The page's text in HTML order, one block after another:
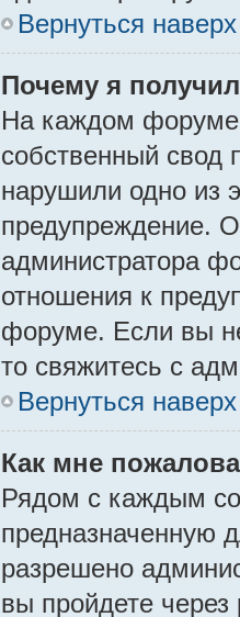
Вернуться наверх
Почему я
На каждом форуме
собственный свод
нарушили одно из
предупреждение.
администратора
отношения к
форуме. Если вы
то свяжитесь с
Вернуться наверх
Как мне
Рядом с каждым
предназначенную
разрешено
вы пройдете